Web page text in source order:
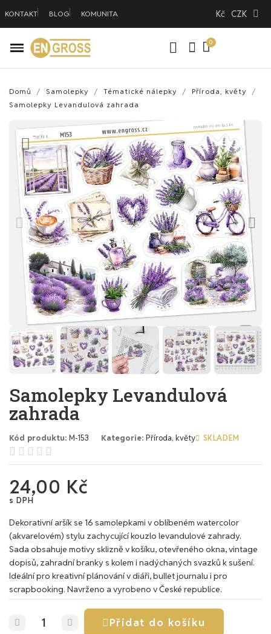
KONTAKT BLOG KOMUNITA Kč CZK
Domů Samolepky Tématické nálepky
Příroda, květy
Samolepky Levandulová zahrada
Samolepky Levandulová
zahrada
Kód produktu M-153 Kategorie Příroda, květy SKLADEM
    
24,00 Kč
s DPH
Dekorativní aršík se 16 samolepkami v oblíbeném watercolor
(akvarelovém) stylu zachycující kouzlo levandulové zahrady.
Sada obsahuje motivy sklizně v košíku, otevřeného okna, vintage
dopisů, zahradní branky s kolem i nadýchaných svazků k sušení.
Ideální pro kreativní plánování v diáři, bullet journalu i pro
scrapbooking. Navrženo a vyrobeno v České republice.
Přidat do košíku